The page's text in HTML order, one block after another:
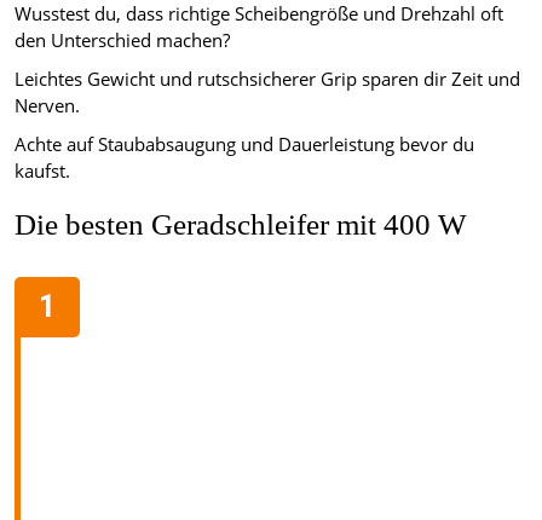
Wusstest du, dass richtige Scheibengröße und Drehzahl oft
den Unterschied machen?
Leichtes Gewicht und rutschsicherer Grip sparen dir Zeit und
Nerven.
Achte auf Staubabsaugung und Dauerleistung bevor du
kaufst.
Die besten Geradschleifer mit 400 W